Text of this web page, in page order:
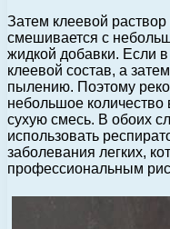
Затем клеевой
смешивается с
жидкой добавки. Если
клеевой состав, а
пылению. Поэтому
небольшое количество
сухую смесь. В обоих
использовать
заболевания легких,
профессиональным